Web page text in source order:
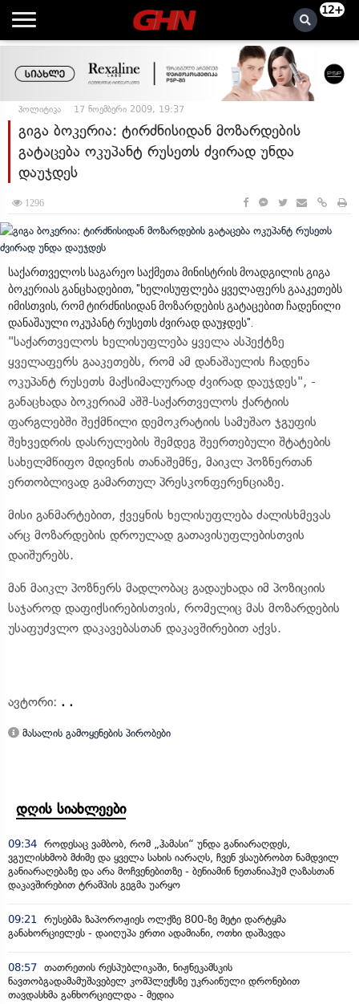
12+
პოლიტიკა 17 ნოემბერი 2009, 19:37
გიგა ბოკერია: ტირძნისიდან მოზარდების
გატაცება ოკუპანტ რუსეთს ძვირად უნდა
დაუჯდეს
1296
საქართველოს საგარეო საქმეთა მინისტრის მოადგილის გიგა
ბოკერიას განცხადებით, "ხელისუფლება ყველაფერს გააკეთებს
იმისთვის, რომ ტირძნისიდან მოზარდების გატაცებით ჩადენილი
დანაშაული ოკუპანტ რუსეთს ძვირად დაუჯდეს".
"საქართველოს ხელისუფლება ყველა ასპექტზე
ყველაფერს გააკეთებს, რომ ამ დანაშაულის ჩადენა
ოკუპანტ რუსეთს მაქსიმალურად ძვირად დაუჯდეს", -
განაცხადა ბოკერიამ აშშ-საქართველოს ქარტიის
ფარგლებში შექმნილი დემოკრატიის სამუშაო ჯგუფის
შეხვედრის დასრულების შემდეგ შეერთებული შტატების
სახელმწიფო მდივნის თანაშემწე, მაიკლ პოზნერთან
ერთობლივად გამართულ პრესკონფერენციაზე.
მისი განმარტებით, ქვეყნის ხელისუფლება ძალისხმევას
არც მოზარდების დროულად გათავისუფლებისთვის
დაიშურებს.
მან მაიკლ პოზნერს მადლობაც გადაუხადა იმ პოზიციის
საჯაროდ დაფიქსირებისთვის, რომელიც მას მოზარდების
უსაფუძვლო დაკავებასთან დაკავშირებით აქვს.
ავტორი: . .
მასალის გამოყენების პირობები
დღის სიახლეები
09:34 როდესაც ვამბობ, რომ „ჰამასი“ უნდა განიარაღდეს,
ვგულისხმობ მძიმე და ყველა სახის იარაღს, ჩვენ ვსაუბრობთ ნამდვილ
განიარაღებაზე და არა მოჩვენებითზე - ბენიამინ ნეთანიაჰუმ ღაზასთან
დაკავშირებით ტრამპის გეგმა უარყო
09:21 რუსებმა ზაპოროჟიეს ოლქზე 800-ზე მეტი დარტყმა
განახორციელეს - დაიღუპა ერთი ადამიანი, ოთხი დაშავდა
08:57 თათრეთის რესპუბლიკაში, ნიჟნეკამსკის
ნავთობგადამამუშავებელ კომპლექსზე უკრაინული დრონებით
თავდასხმა განხორციელდა - მედია